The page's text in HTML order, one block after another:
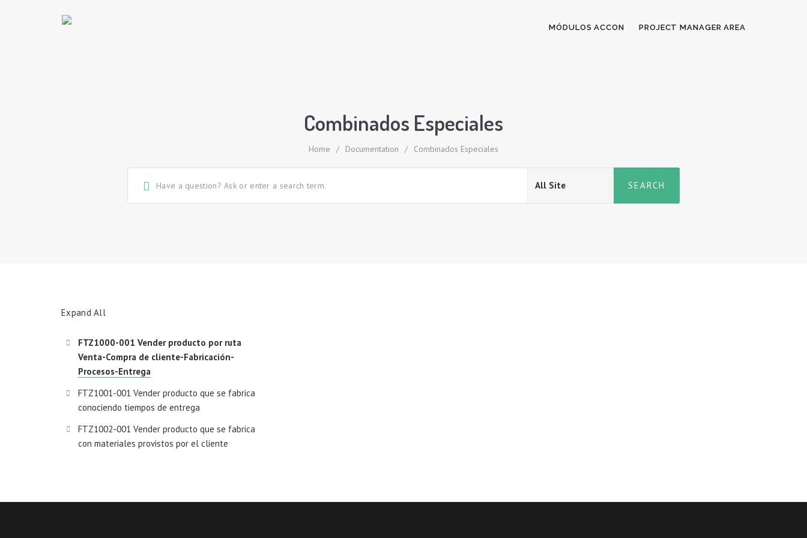
MÓDULOS ACCON PROJECT MANAGER AREA
Combinados Especiales
Home / Documentation / Combinados Especiales
Expand All
FTZ1000-001 Vender producto por ruta
Venta-Compra de cliente-Fabricación-
Procesos-Entrega
FTZ1001-001 Vender producto que se fabrica
conociendo tiempos de entrega
FTZ1002-001 Vender producto que se fabrica
con materiales provistos por el cliente